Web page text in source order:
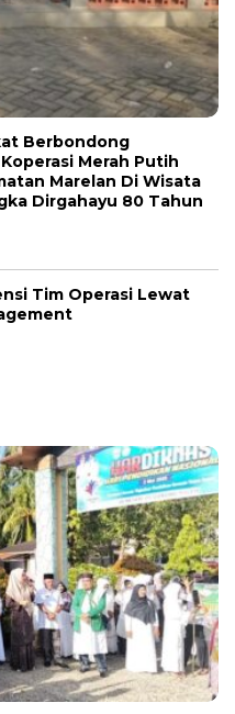
Berbondong
Merah Putih
Marelan Di Wisata
Dirgahayu 80 Tahun
Tim Operasi Lewat